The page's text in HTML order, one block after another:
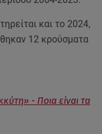
και το 2024,
12 κρούσματα
- Ποια είναι τα